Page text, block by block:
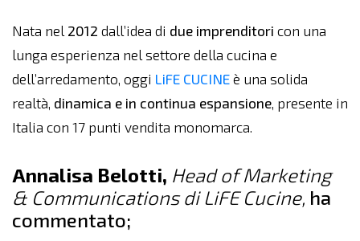
Nata nel 2012 dall’idea di due imprenditori con una
lunga esperienza nel settore della cucina e
dell’arredamento, oggi LiFE CUCINEè una solida
realtà, dinamica e in continua espansione, presente in
Italia con 17 punti vendita monomarca.
Annalisa Belotti, Head of Marketing
& Communications di LiFE Cucine, ha
commentato;